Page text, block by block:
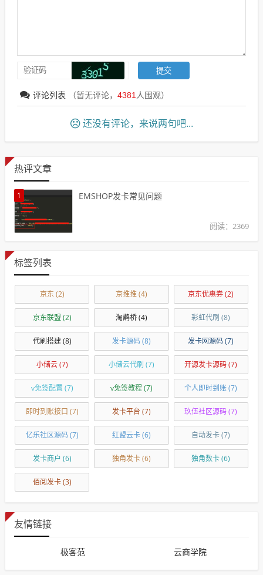
评论列表 （暂无评论， 4381 人围观）
还没有评论，来说两句吧...
热评文章
1 EMSHOP发卡常见问题
阅读：2369
标签列表
京东 (2) 京推推(4) 京东优惠券(2)
京东联盟 (2) 淘鹊桥(4) 彩虹代刷 (8)
代刷搭建(8) 发卡源码(8) 发卡网源码(7)
小储云(7) 小储云代刷 (7) 开源发卡源码(7)
v免签配置 (7) v免签教程(7) 个人即时到账(7)
即时到账接口 (7) 发卡平台 (7) 玖伍社区源码(7)
亿乐社区源码(7) 红盟云卡(6) 自动发卡(7)
发卡商户 (6) 独角发卡(6) 独角数卡(6)
佰阅发卡(3)
友情链接
极客范 云商学院